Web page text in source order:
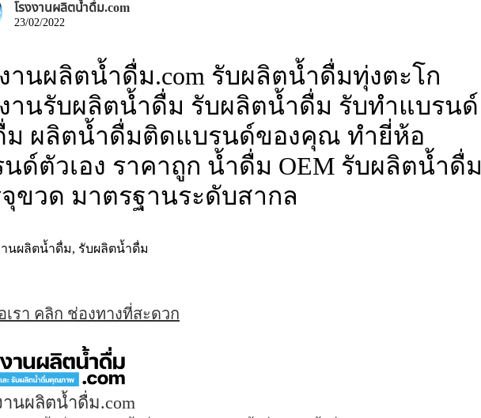
โรงงานผลิตน้ำดื่ม.com
23/02/2022
านผลิตน้ำดื่ม.com รับผลิตน้ำดื่มทุ่งตะโก
านรับผลิตน้ำดื่ม รับผลิตน้ำดื่ม รับทำแบรนด์
ม ผลิตน้ำดื่มติดแบรนด์ของคุณ ทำยี่ห้อ
ด์ตัวเอง ราคาถูก น้ำดื่ม OEM รับผลิตน้ำดื่ม
ขวด มาตรฐานระดับสากล
านผลิตน้ำดื่ม, รับผลิตน้ำดื่ม
เรา คลิก ช่องทางที่สะดวก
านผลิตน้ำดื่ม.com